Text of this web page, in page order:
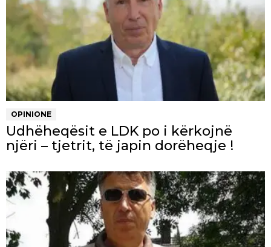
OPINIONE
Udhëheqësit e LDK po i kërkojnë
njëri – tjetrit, të japin dorëheqje !